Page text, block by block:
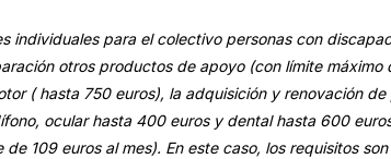
individuales para el colectivo personas con
otros productos de apoyo (con límite máximo
( hasta750 euros), la adquisición y renovación
ocularhasta 400euros ydentalhasta600
109 euros al mes). En este caso, los requisitos son